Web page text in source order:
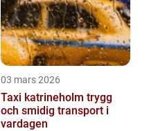
03 mars 2026
Taxi katrineholm trygg
och smidig transport i
vardagen